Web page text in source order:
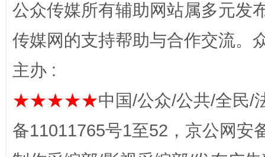
网上购药对药下症？
公众传媒所有辅助网站属多元发
传媒网的支持帮助与合作交流。
主办 :
★★★★★中国/公众/公共/全民/
备11011765号1至52，京公网安